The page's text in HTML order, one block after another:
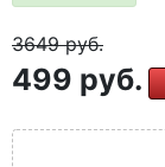
3649руб.
499 руб.